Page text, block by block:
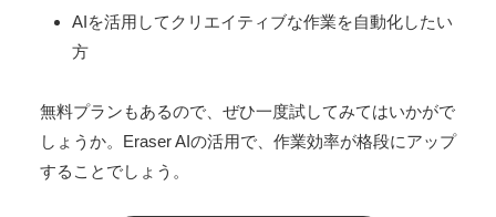
AIを活用してクリエイティブな作業を自動化したい
方
無料プランもあるので、ぜひ一度試してみてはいかがで
しょうか。Eraser AIの活用で、作業効率が格段にアップ
することでしょう。